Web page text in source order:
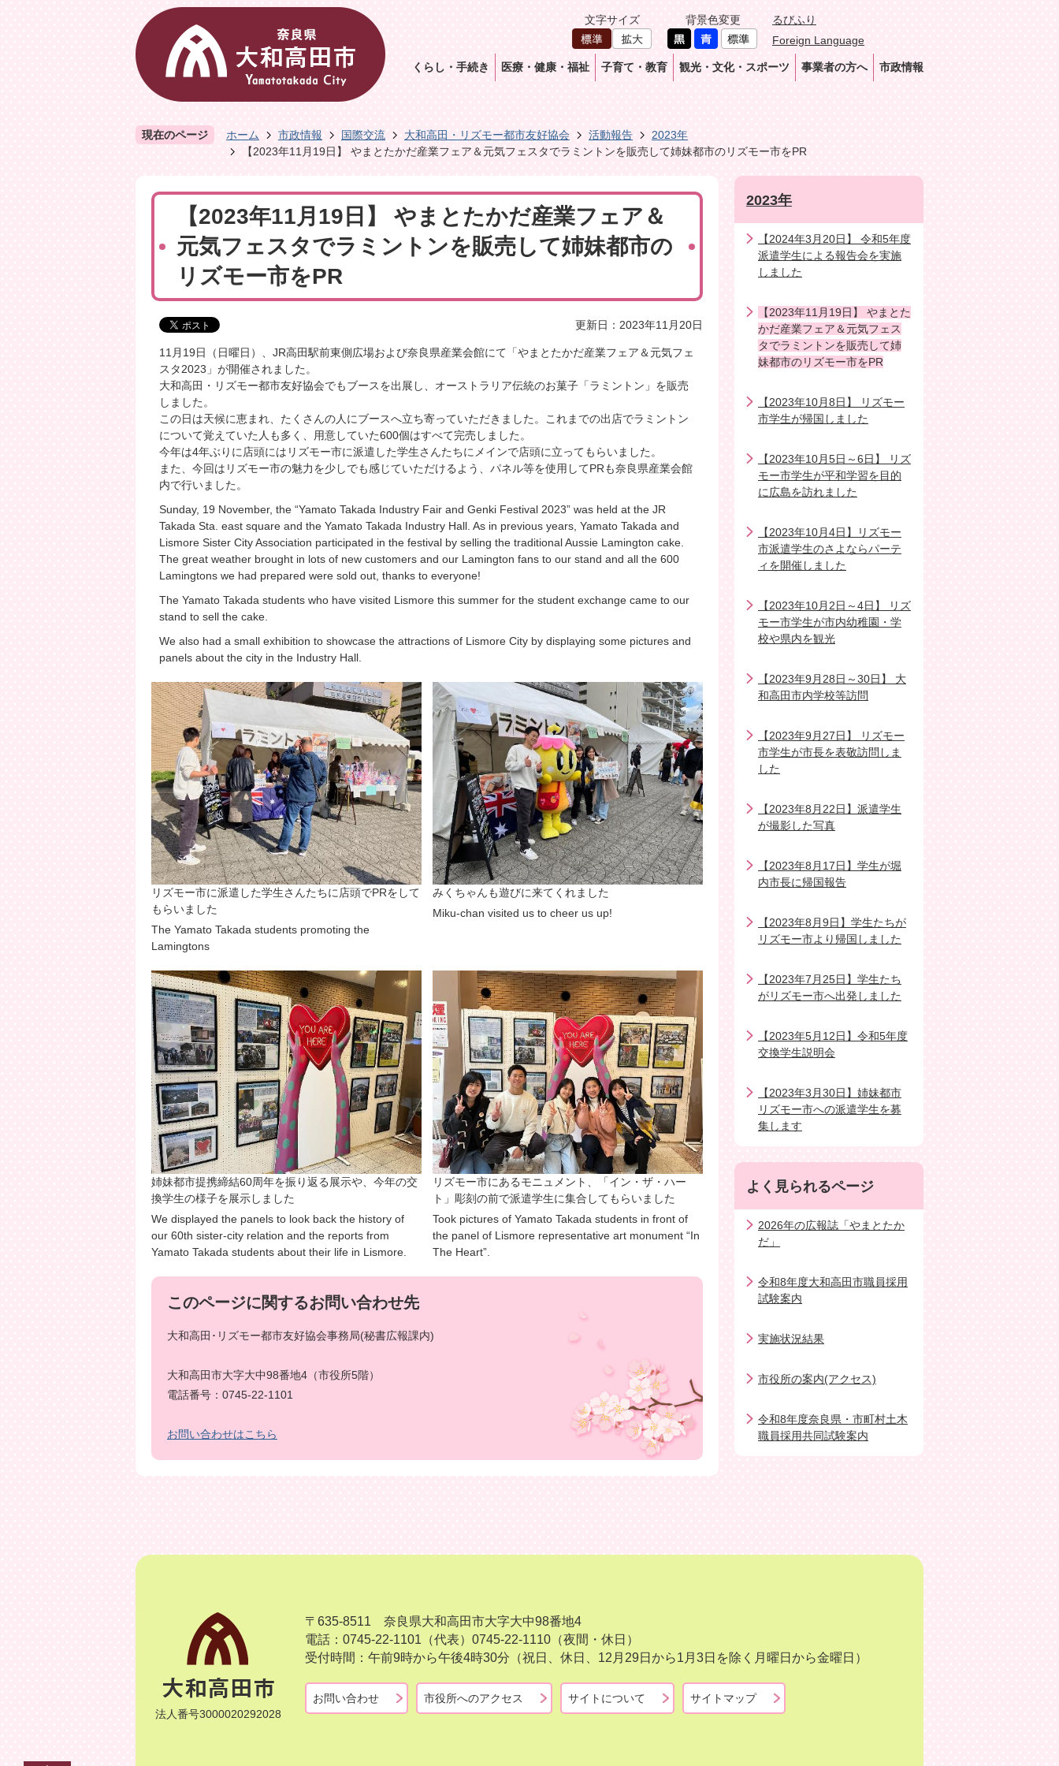
文字サイズ 背景色変更
るびふり
Foreign Language
くらし・手続き 医療・健康・福祉 子育て・教育 観光・文化・スポーツ 事業者の方へ 市政情報
現在のページ ホーム 市政情報 国際交流 大和高田・リズモー都市友好協会 活動報告
2023年
【2023年11月19日】 やまとたかだ産業フェア＆元気フェスタでラミントンを販売して姉妹都市のリズモー市をPR
【2023年11月19日】 やまとたかだ産業フェア＆
元気フェスタでラミントンを販売して姉妹都市の
リズモー市をPR
更新日：2023年11月20日
11月19日（日曜日）、JR高田駅前東側広場および奈良県産業会館にて「やまとたかだ産業フェア＆元気フェ
スタ2023」が開催されました。
大和高田・リズモー都市友好協会でもブースを出展し、オーストラリア伝統のお菓子「ラミントン」を販売
しました。
この日は天候に恵まれ、たくさんの人にブースへ立ち寄っていただきました。これまでの出店でラミントン
について覚えていた人も多く、用意していた600個はすべて完売しました。
今年は4年ぶりに店頭にはリズモー市に派遣した学生さんたちにメインで店頭に立ってもらいました。
また、今回はリズモー市の魅力を少しでも感じていただけるよう、パネル等を使用してPRも奈良県産業会館
内で行いました。
Sunday, 19 November, the “Yamato Takada Industry Fair and Genki Festival 2023” was held at the JR
Takada Sta. east square and the Yamato Takada Industry Hall. As in previous years, Yamato Takada and
Lismore Sister City Association participated in the festival by selling the traditional Aussie Lamington cake.
The great weather brought in lots of new customers and our Lamington fans to our stand and all the 600
Lamingtons we had prepared were sold out, thanks to everyone!
The Yamato Takada students who have visited Lismore this summer for the student exchange came to our
stand to sell the cake.
We also had a small exhibition to showcase the attractions of Lismore City by displaying some pictures and
panels about the city in the Industry Hall.
リズモー市に派遣した学生さんたちに店頭でPRをして
もらいました
The Yamato Takada students promoting the
Lamingtons
みくちゃんも遊びに来てくれました
Miku-chan visited us to cheer us up!
姉妹都市提携締結60周年を振り返る展示や、今年の交
換学生の様子を展示しました
We displayed the panels to look back the history of
our 60th sister-city relation and the reports from
Yamato Takada students about their life in Lismore.
リズモー市にあるモニュメント、「イン・ザ・ハー
ト」彫刻の前で派遣学生に集合してもらいました
Took pictures of Yamato Takada students in front of
the panel of Lismore representative art monument “In
The Heart”.
このページに関するお問い合わせ先
大和高田･リズモー都市友好協会事務局(秘書広報課内)
大和高田市大字大中98番地4（市役所5階）
電話番号：0745-22-1101
お問い合わせはこちら
2023年
【2024年3月20日】 令和5年度
派遣学生による報告会を実施
しました
【2023年11月19日】 やまとた
かだ産業フェア＆元気フェス
タでラミントンを販売して姉
妹都市のリズモー市をPR
【2023年10月8日】 リズモー
市学生が帰国しました
【2023年10月5日～6日】 リズ
モー市学生が平和学習を目的
に広島を訪れました
【2023年10月4日】リズモー
市派遣学生のさよならパーテ
ィを開催しました
【2023年10月2日～4日】 リズ
モー市学生が市内幼稚園・学
校や県内を観光
【2023年9月28日～30日】 大
和高田市内学校等訪問
【2023年9月27日】 リズモー
市学生が市長を表敬訪問しま
した
【2023年8月22日】派遣学生
が撮影した写真
【2023年8月17日】学生が堀
内市長に帰国報告
【2023年8月9日】学生たちが
リズモー市より帰国しました
【2023年7月25日】学生たち
がリズモー市へ出発しました
【2023年5月12日】令和5年度
交換学生説明会
【2023年3月30日】姉妹都市
リズモー市への派遣学生を募
集します
よく見られるページ
2026年の広報誌「やまとたか
だ」
令和8年度大和高田市職員採用
試験案内
実施状況結果
市役所の案内(アクセス)
令和8年度奈良県・市町村土木
職員採用共同試験案内
法人番号3000020292028
〒635-8511 奈良県大和高田市大字大中98番地4
電話：0745-22-1101（代表） 0745-22-1110（夜間・休日）
受付時間：午前9時から午後4時30分（祝日、休日、12月29日から1月3日を除く月曜日から金曜日）
お問い合わせ 市役所へのアクセス サイトについて サイトマップ